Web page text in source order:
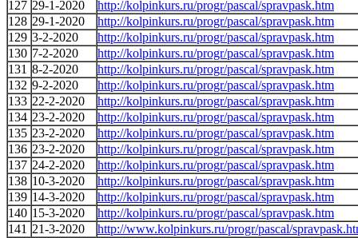
127 29-1-2020
http://kolpinkurs.ru/progr/pascal/spravpask.htm
128 29-1-2020
http://kolpinkurs.ru/progr/pascal/spravpask.htm
129 3-2-2020
http://kolpinkurs.ru/progr/pascal/spravpask.htm
130 7-2-2020
http://kolpinkurs.ru/progr/pascal/spravpask.htm
131 8-2-2020
http://kolpinkurs.ru/progr/pascal/spravpask.htm
132 9-2-2020
http://kolpinkurs.ru/progr/pascal/spravpask.htm
133 22-2-2020
http://kolpinkurs.ru/progr/pascal/spravpask.htm
134 23-2-2020
http://kolpinkurs.ru/progr/pascal/spravpask.htm
135 23-2-2020
http://kolpinkurs.ru/progr/pascal/spravpask.htm
136 23-2-2020
http://kolpinkurs.ru/progr/pascal/spravpask.htm
137 24-2-2020
http://kolpinkurs.ru/progr/pascal/spravpask.htm
138 10-3-2020
http://kolpinkurs.ru/progr/pascal/spravpask.htm
139 14-3-2020
http://kolpinkurs.ru/progr/pascal/spravpask.htm
140 15-3-2020
http://kolpinkurs.ru/progr/pascal/spravpask.htm
141 21-3-2020
http://www.kolpinkurs.ru/progr/pascal/